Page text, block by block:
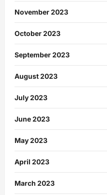
November 2023
October 2023
September 2023
August 2023
July 2023
June 2023
May 2023
April 2023
March 2023